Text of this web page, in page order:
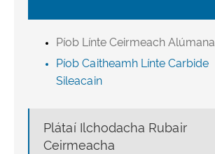
Píob Línte Ceirmeach Alúmana
Píob Caitheamh Línte Carbide
Sileacain
Plátaí Ilchodacha Rubair
Ceirmeacha